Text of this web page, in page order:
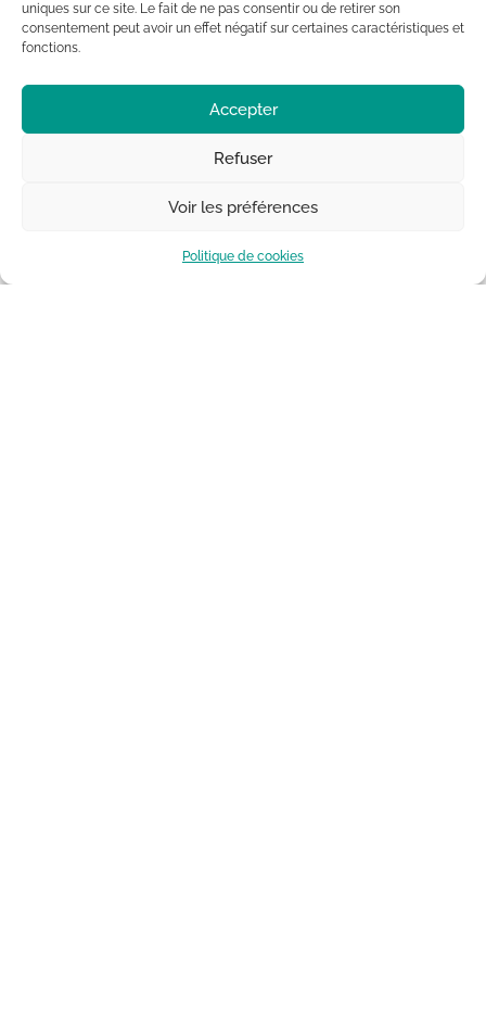
uniques sur ce site. Le fait de ne pas consentir ou de retirer son
consentement peut avoir un effet négatif sur certaines caractéristiques et
fonctions.
Accepter
Refuser
Voir les préférences
Politique de cookies